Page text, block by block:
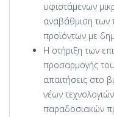
υφιστάμενων
αναβάθμιση των
προϊόντων με
Η στήριξη των
προσαρμογής
απαιτήσεις στο
νέων
παραδοσιακών